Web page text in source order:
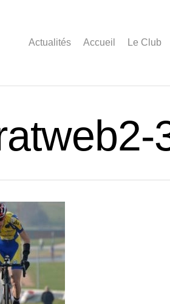
Actualités Accueil Le Club